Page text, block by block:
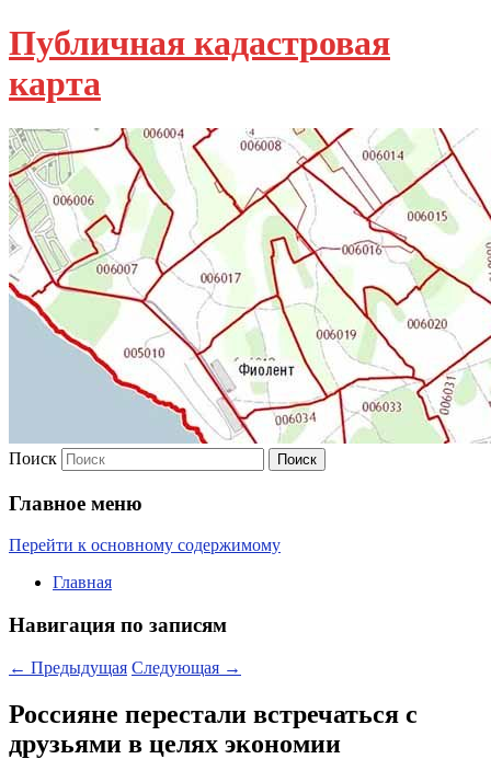
Публичная кадастровая
карта
Поиск
Главное меню
Перейти к основному содержимому
Главная
Навигация по записям
← Предыдущая Следующая →
Россияне перестали встречаться с
друзьями в целях экономии